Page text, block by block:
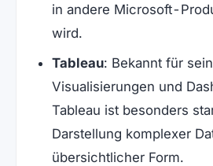
in andere Microsoft-
wird.
Tableau: Bekannt für
Visualisierungen und
Tableau ist besonders
Darstellung komplexer
übersichtlicher Form.